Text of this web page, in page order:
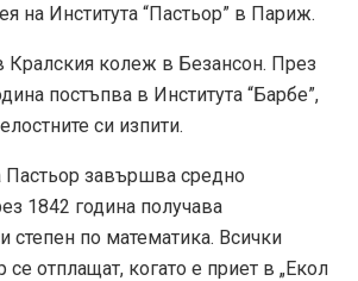
на Института “Пастьор” в Париж.
Кралския колеж в Безансон. През
постъпва в Института “Барбе”,
си изпити.
Пастьор завършва средно
1842 година получава
степен по математика. Всички
се отплащат, когато е приет в „Екол